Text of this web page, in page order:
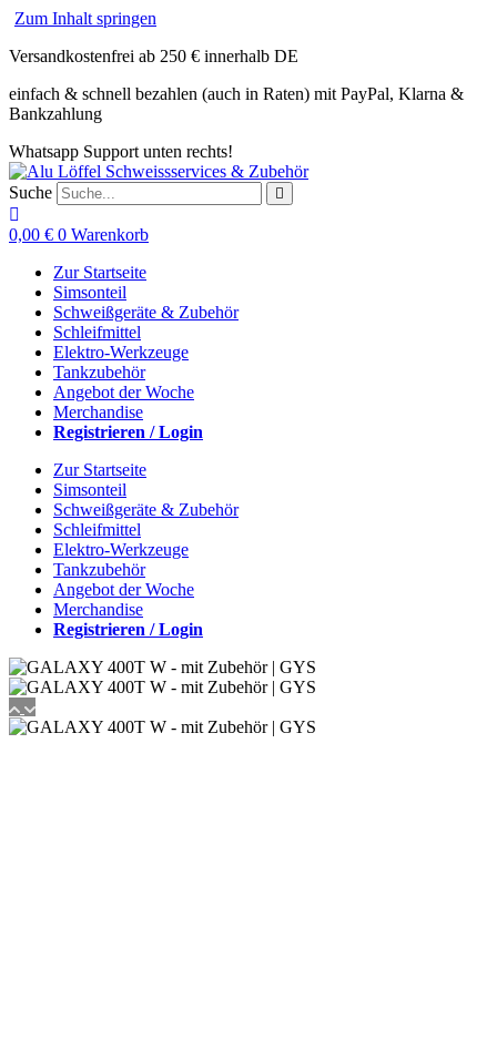
Zum Inhalt springen
Versandkostenfrei ab 250 € innerhalb DE
einfach & schnell bezahlen (auch in Raten) mit PayPal, Klarna &
Bankzahlung
Whatsapp Support unten rechts!
Suche
0,00 € 0 Warenkorb
Zur Startseite
Simsonteil
Schweißgeräte & Zubehör
Schleifmittel
Elektro-Werkzeuge
Tankzubehör
Angebot der Woche
Merchandise
Registrieren / Login
Zur Startseite
Simsonteil
Schweißgeräte & Zubehör
Schleifmittel
Elektro-Werkzeuge
Tankzubehör
Angebot der Woche
Merchandise
Registrieren / Login